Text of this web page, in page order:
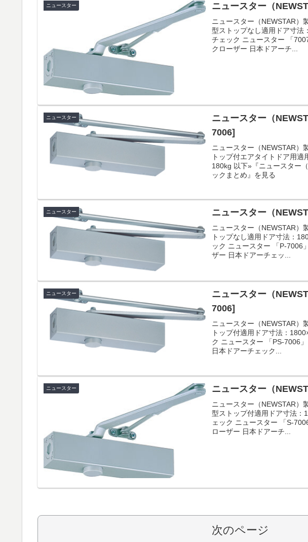
ニュースター ニュースター（
ニュースター（NEWSTAR）
型ストップなし適用ドア寸法
チェック ニュースター 「
クローザー 日本ドアーチ...
ニュースター
ニュースター（
7006]
ニュースター（NEWSTAR）
トップ付エアタイトドア用適
180kg 以下»『ニュースター
ックまとめ』を見る
ニュースター ニュースター（
ニュースター（NEWSTAR）
トップなし適用ドア寸法：
ック ニュースター 「P-7006
ザー 日本ドアーチェッ...
ニュースター
ニュースター（
7006]
ニュースター（NEWSTAR）
トップ付適用ドア寸法：
ク ニュースター 「PS-7006
日本ドアーチェック...
ニュースター ニュースター（
ニュースター（NEWSTAR）
型ストップ付適用ドア寸法：
ェック ニュースター 「S-
ローザー 日本ドアーチ...
次のページ